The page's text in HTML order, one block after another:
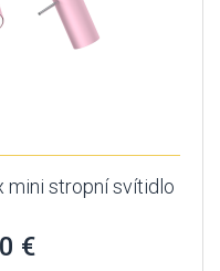
mini stropní svítidlo
€